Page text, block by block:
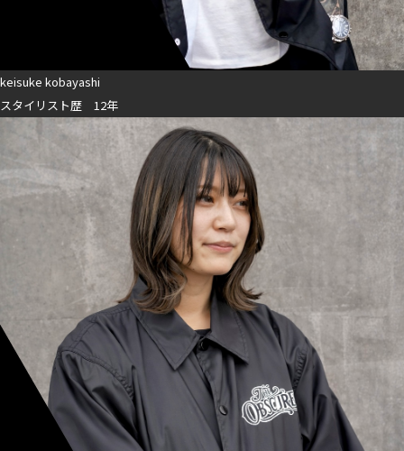
keisuke kobayashi
スタイリスト歴 12年